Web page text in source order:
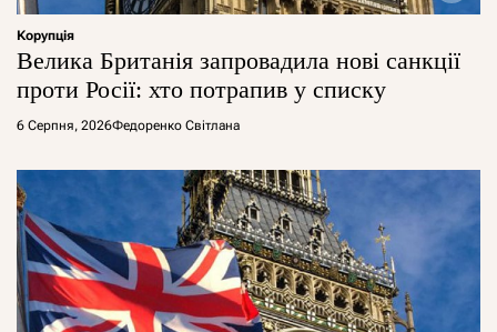
Корупція
Велика Британія запровадила нові санкції
проти Росії: хто потрапив у списку
6 Серпня, 2026Федоренко Світлана